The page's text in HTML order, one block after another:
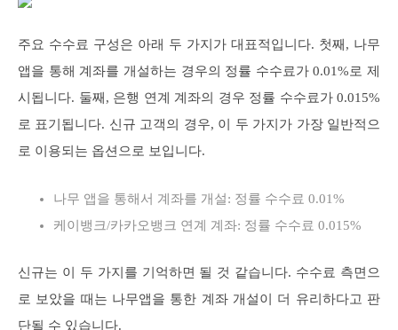
주요 수수료 구성은 아래 두 가지가 대표적입니다. 첫째, 나무
앱을 통해 계좌를 개설하는 경우의 정률 수수료가 0.01%로 제
시됩니다. 둘째, 은행 연계 계좌의 경우 정률 수수료가 0.015%
로 표기됩니다. 신규 고객의 경우, 이 두 가지가 가장 일반적으
로 이용되는 옵션으로 보입니다.
나무 앱을 통해서 계좌를 개설: 정률 수수료 0.01%
케이뱅크/카카오뱅크 연계 계좌: 정률 수수료 0.015%
신규는 이 두 가지를 기억하면 될 것 같습니다. 수수료 측면으
로 보았을 때는 나무앱을 통한 계좌 개설이 더 유리하다고 판
단될 수 있습니다.